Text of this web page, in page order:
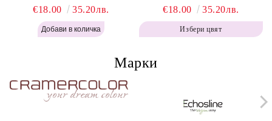
корени Топло Кафяво -
Labor Pro Instant Retouch
Powder - Warm Brown H643
€18.00 35.20лв.
корени Кафяво - Labor Pro
Instant Retouch Powder -
Brown H642
€18.00 35.20лв.
Избери цвят
Марки